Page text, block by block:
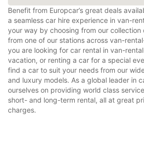
Benefit from Europcar’s great deals
a seamless car hire experience in van-
your way by choosing from our collection
from one of our stations across van-
you are looking for car rental in van-
vacation, or renting a car for a special
find a car to suit your needs from our
and luxury models. As a global leader in
ourselves on providing world class
short- and long-term rental, all at great
charges.